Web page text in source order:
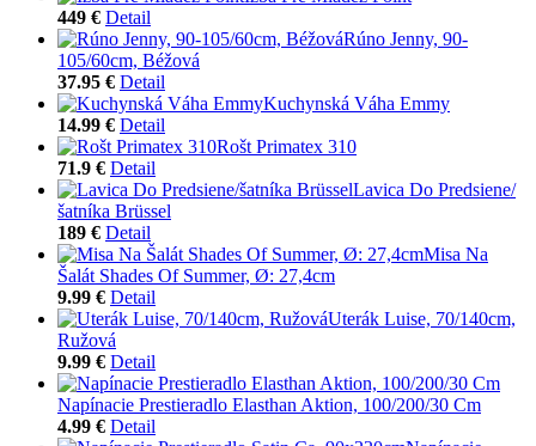
449 € Detail
Rúno Jenny, 90-
105/60cm, Béžová
37.95 € Detail
Kuchynská Váha Emmy
14.99 € Detail
Rošt Primatex 310
71.9 € Detail
Lavica Do Predsiene/
šatníka Brüssel
189 € Detail
Misa Na
Šalát Shades Of Summer, Ø: 27,4cm
9.99 € Detail
Uterák Luise, 70/140cm,
Ružová
9.99 € Detail
Napínacie Prestieradlo Elasthan Aktion, 100/200/30 Cm
4.99 € Detail